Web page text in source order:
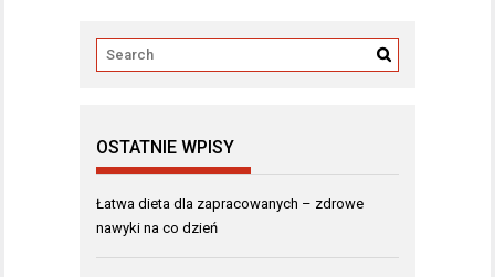
OSTATNIE WPISY
Łatwa dieta dla zapracowanych – zdrowe
nawyki na co dzień